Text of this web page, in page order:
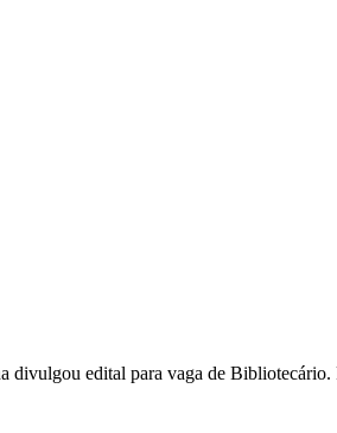
divulgou edital para vaga de Bibliotecário.